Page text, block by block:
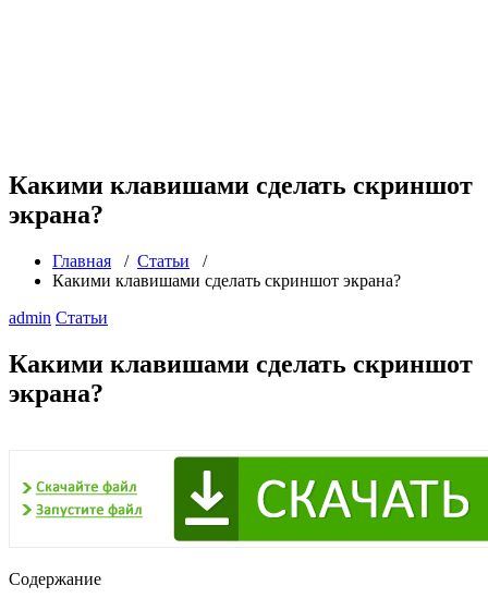
Какими клавишами сделать скриншот
экрана?
Главная / Статьи /
Какими клавишами сделать скриншот экрана?
admin Статьи
Какими клавишами сделать скриншот
экрана?
Содержание